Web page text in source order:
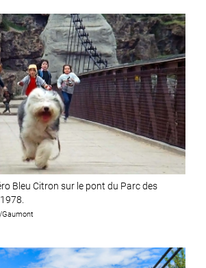
Bleu Citron sur le pont du Parc des
Gaumont